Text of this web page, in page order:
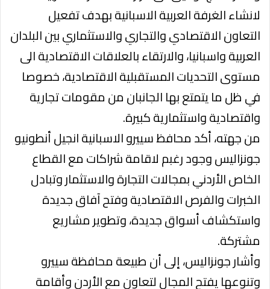
لانشاء الغرفة العربية الاسبانية بهدف تفعيل
التعاون الاقتصادي والتجاري والاستثماري بين البلدان
العربية واسبانيا، والارتقاء بالعلاقات الاقتصادية الى
مستوى التحديات المستقبلية الاقتصادية، خصوصا
في ظل ما يتمتع بها الجانبان من مقومات تجارية
واقتصادية واستثمارية كبيرة.
من جهته، أكد محافظ سييرو الاسبانية انجيل أنطونيو
جونزاليس وجود رغبم لاقامة شراكات مع القطاع
الخاص الأردني بمجالات التجارة والاستثمار وتبادل
الخبرات والفرص الاقتصادية وفتح آفاق جديدة
واستكشاف أسواق جديدة، وتطوير مشاريع
مشتركة.
وأشار جونزاليس، إلى أن طبيعة محافظة سييرو
وتنوعها يفتح المجال لتعاون مع الأردن وأقامة